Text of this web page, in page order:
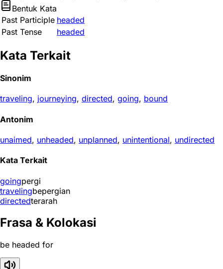
Bentuk Kata
Past Participle headed
Past Tense
headed
Kata Terkait
Sinonim
traveling, journeying, directed, going, bound
Antonim
unaimed, unheaded, unplanned, unintentional, undirected
Kata Terkait
goingpergi
travelingbepergian
directedterarah
Frasa & Kolokasi
be headed for